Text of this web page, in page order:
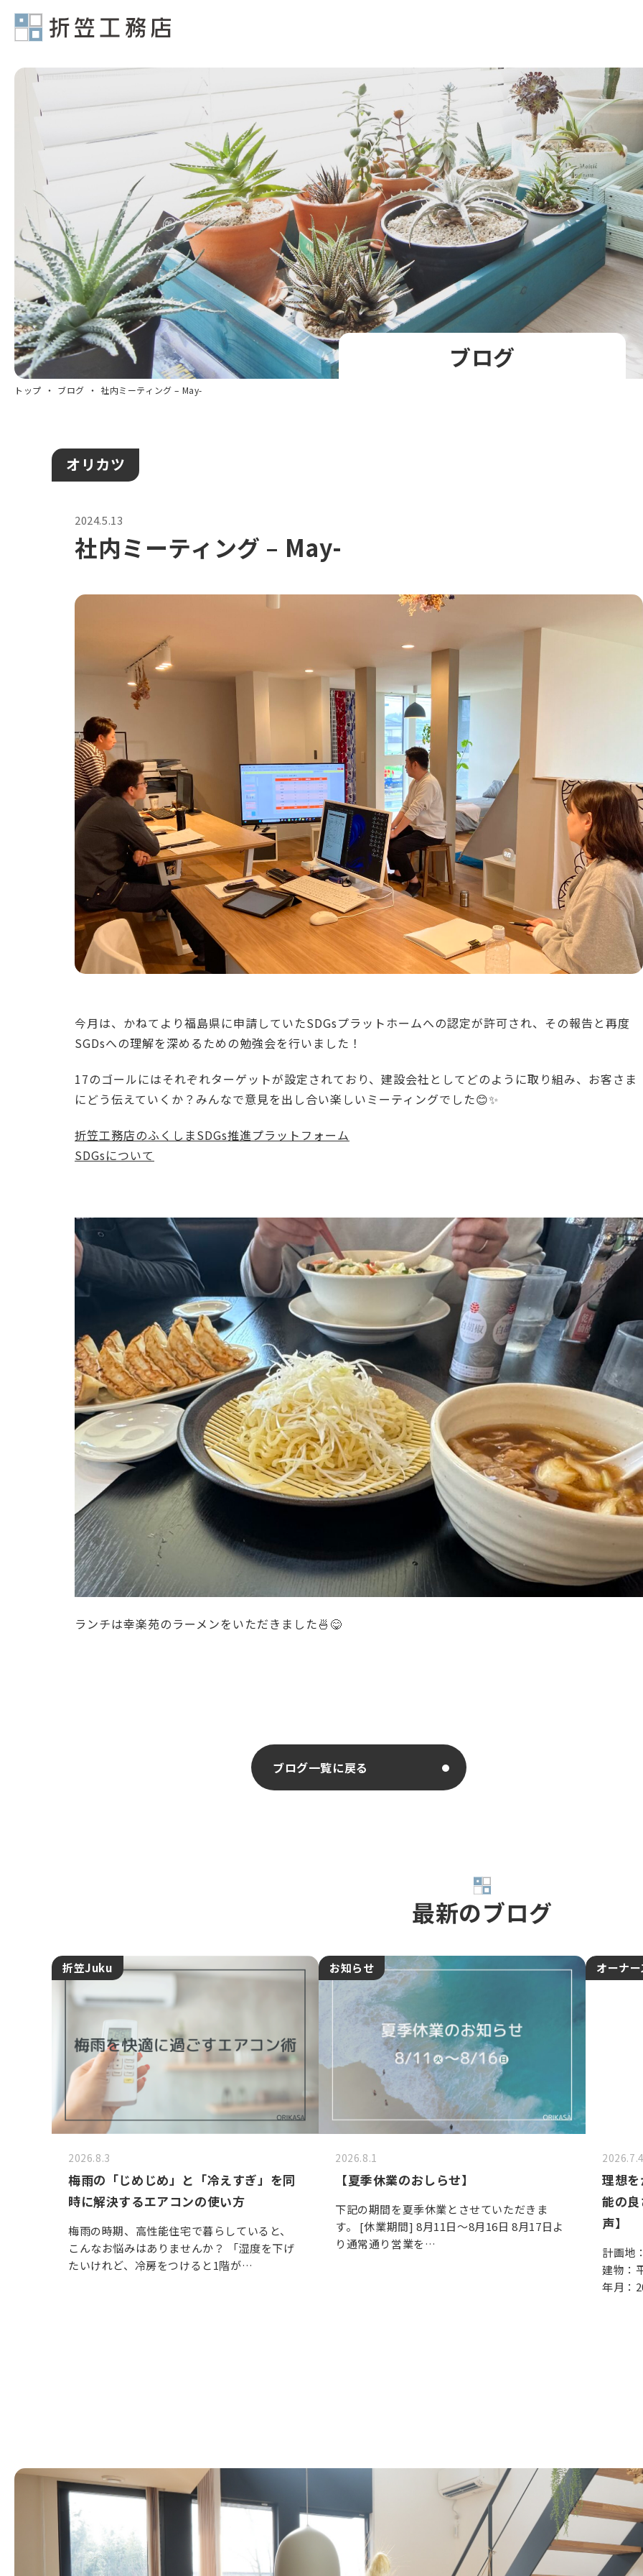
ブログ
トップ ブログ 社内ミーティング – May-
オリカツ
2024.5.13
社内ミーティング – May-
今月は、かねてより福島県に申請していたSDGsプラットホームへの認定が許可され、その報告と再度
SGDsへの理解を深めるための勉強会を行いました！
17のゴールにはそれぞれターゲットが設定されており、建設会社としてどのように取り組み、お客さま
にどう伝えていくか？みんなで意見を出し合い楽しいミーティングでした😊✨
折笠工務店のふくしまSDGs推進プラットフォーム
SDGsについて
ランチは幸楽苑のラーメンをいただきました🍜😋
ブログ一覧に戻る
最新のブログ
折笠Juku
2026.8.3
梅雨の「じめじめ」と「冷えすぎ」を同
時に解決するエアコンの使い方
梅雨の時期、高性能住宅で暮らしていると、
こんなお悩みはありませんか？ 「湿度を下げ
たいけれど、冷房をつけると1階が…
お知らせ
2026.8.1
【夏季休業のおしらせ】
下記の期間を夏季休業とさせていただきま
す。 [休業期間] 8月11日～8月16日 8月17日よ
り通常通り営業を…
オーナ
理想
能の
声】
計画地
建物：
年月：